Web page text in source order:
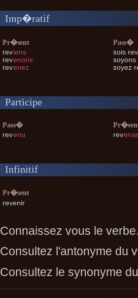
Imp�ratif
Pr�sent
reviens
revenons
revenez
Pass�
sois rev
soyons
soyez
Participe
Pass�
revenu
rev
Infinitif
Pr�sent
revenir
Connaissez vous le
Consultez l'antonyme du
Consultez le synonyme